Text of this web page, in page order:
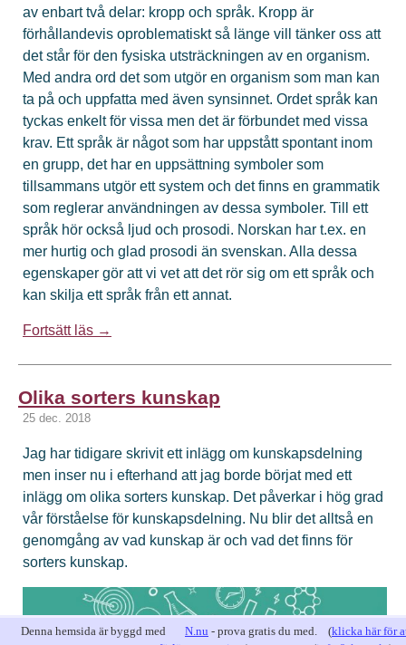
av enbart två delar: kropp och språk. Kropp är
förhållandevis oproblematiskt så länge vill tänker oss att
det står för den fysiska utsträckningen av en organism.
Med andra ord det som utgör en organism som man kan
ta på och uppfatta med även synsinnet. Ordet språk kan
tyckas enkelt för vissa men det är förbundet med vissa
krav. Ett språk är något som har uppstått spontant inom
en grupp, det har en uppsättning symboler som
tillsammans utgör ett system och det finns en grammatik
som reglerar användningen av dessa symboler. Till ett
språk hör också ljud och prosodi. Norskan har t.ex. en
mer hurtig och glad prosodi än svenskan. Alla dessa
egenskaper gör att vi vet att det rör sig om ett språk och
kan skilja ett språk från ett annat.
Fortsätt läs →
Olika sorters kunskap
25 dec. 2018
Jag har tidigare skrivit ett inlägg om kunskapsdelning
men inser nu i efterhand att jag borde börjat med ett
inlägg om olika sorters kunskap. Det påverkar i hög grad
vår förståelse för kunskapsdelning. Nu blir det alltså en
genomgång av vad kunskap är och vad det finns för
sorters kunskap.
Denna hemsida är byggd med N.nu - prova gratis du med. (klicka här för